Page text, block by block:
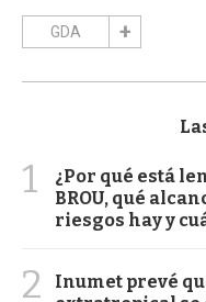
GDA
1
¿Por qué está
BROU, qué
riesgos hay y
2
Inumet prevé